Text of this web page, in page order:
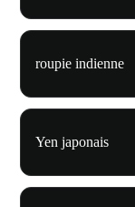
roupie indienne
Yen japonais